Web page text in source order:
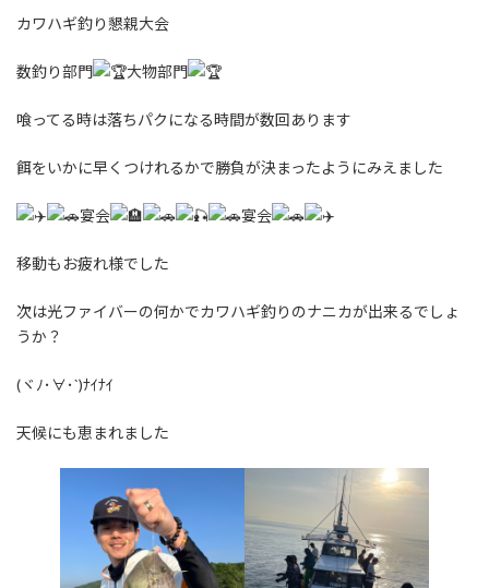
カワハギ釣り懇親大会
数釣り部門 大物部門
喰ってる時は落ちパクになる時間が数回あります
餌をいかに早くつけれるかで勝負が決まったようにみえました
宴会 宴会
移動もお疲れ様でした
次は光ファイバーの何かでカワハギ釣りのナニカが出来るでしょ
うか？
(ヾﾉ･∀･`)ﾅｲﾅｲ
天候にも恵まれました